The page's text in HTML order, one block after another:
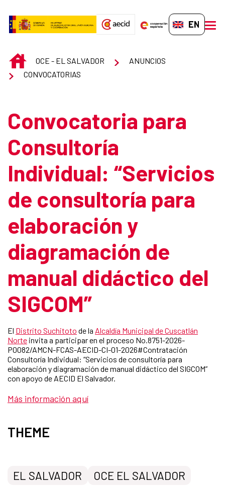
EN-GB
INICIOOCE - EL SALVADOR
ANUNCIOS
CONVOCATORIAS
Convocatoria para
Consultoría
Individual: “Servicios
de consultoría para
elaboración y
diagramación de
manual didáctico del
SIGCOM”
El Distrito Suchitoto de la Alcaldía Municipal de Cuscatlán
Norte invita a participar en el proceso No.8751-2026-
P0082/AMCN-FCAS-AECID-CI-01-2026#Contratación
Consultoría Individual: “Servicios de consultoría para
elaboración y diagramación de manual didáctico del SIGCOM”
con apoyo de AECID El Salvador.
Más información aquí
THEME
EL SALVADOR OCE EL SALVADOR